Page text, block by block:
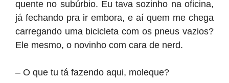
quente no subúrbio. Eu tava sozinho na oficina,
já fechando pra ir embora, e aí quem me chega
carregando uma bicicleta com os pneus vazios?
Ele mesmo, o novinho com cara de nerd.
– O que tu tá fazendo aqui, moleque?